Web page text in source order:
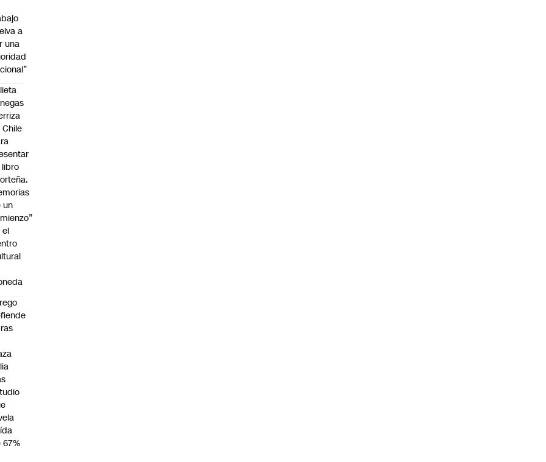
a
una
Chile
libro
un
el
67%